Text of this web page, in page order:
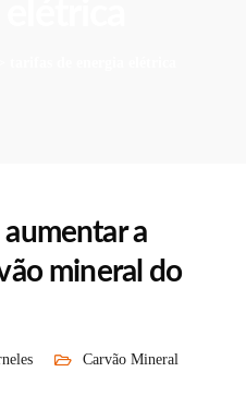
aumentar a
mineral do
Carvão Mineral